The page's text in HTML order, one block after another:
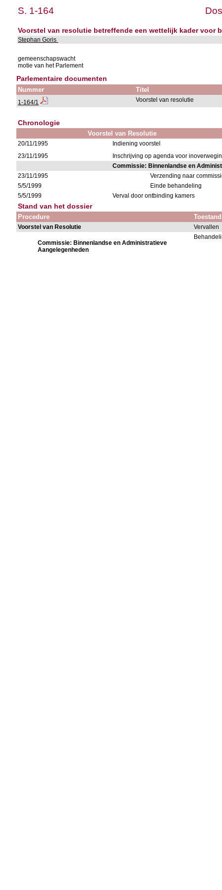
S. 1-164
Voorstel van resolutie betreffende een wettelijk kader voor
Stephan Goris
gemeenschapswacht
motie van het Parlement
Parlementaire documenten
Nummer Titel
1-164/1 Voorstel van resolutie
Chronologie
Voorstel van Resolutie
20/11/1995
Indiening voorstel
23/11/1995
Inschrijving op agenda voor
Commissie: Binnenlandse en
23/11/1995
Verzending naar
5/5/1999
Einde behandeling
5/5/1999
Verval door ontbinding kamers
Stand van het dossier
Procedure Toestand
Voorstel van Resolutie Vervallen
Commissie: Binnenlandse en Administratieve
Aangelegenheden